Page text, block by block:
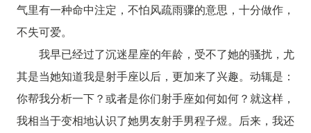
气里有一种命中注定，不怕风疏雨骤的意思，十分做作，
不失可爱。
我早已经过了沉迷星座的年龄，受不了她的骚扰，尤
其是当她知道我是射手座以后，更加来了兴趣。动辄是：
你帮我分析一下？或者是你们射手座如何如何？就这样，
我相当于变相地认识了她男友射手男程子煜。后来，我还